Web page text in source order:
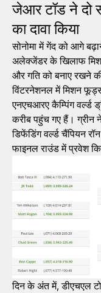
जेआर टॉड ने दो
का दावा किया
सोनोमा में गेंद को आगे
अलेक्जेंडर के खिलाफ
और गति को बनाए रखने
विंटरनेशनल में मिशन
एनएचआरए कैम्पिंग वर्ल्ड
करीब पहुंच गए हैं।
डिफेंडिंग वर्ल्ड चैंपियन
फाइनल राउंड में प्रवेश
दिन के अंत में, डीएचएल